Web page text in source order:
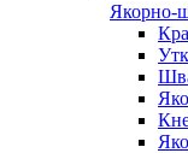
Якорно-